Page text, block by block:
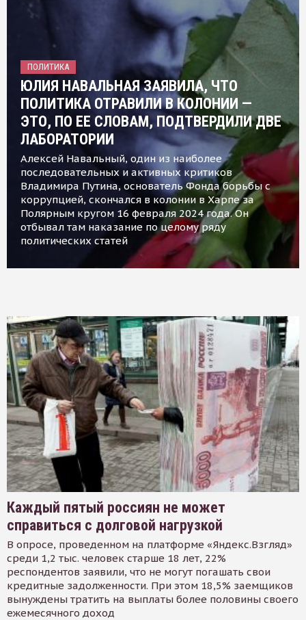
ПОЛИТИКА
ЮЛИЯ НАВАЛЬНАЯ ЗАЯВИЛА, ЧТО
ПОЛИТИКА ОТРАВИЛИ В КОЛОНИИ —
ЭТО, ПО ЕЕ СЛОВАМ, ПОДТВЕРДИЛИ ДВЕ
ЛАБОРАТОРИИ
Алексей Навальный, один из наиболее
последовательных и активных критиков
Владимира Путина, основатель Фонда борьбы с
коррупцией, скончался в колонии в Харпе за
Полярным кругом 16 февраля 2024 года. Он
отбывал там наказание по целому ряду
политических статей
Каждый пятый россиян не может
справиться с долговой нагрузкой
В опросе, проведенном на платформе «Яндекс.Взгляд»
среди 1,2 тыс. человек старше 18 лет, 22%
респондентов заявили, что не могут погашать свои
кредитные задолженности. При этом 18,5% заемщиков
вынуждены тратить на выплаты более половины своего
ежемесячного доход